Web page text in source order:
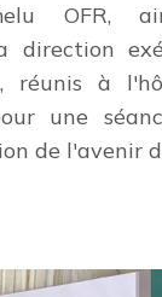
OFR,
direction
réunis à
une
de l'avenir